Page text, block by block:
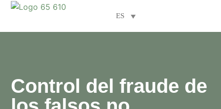
ES
Control del fraude de